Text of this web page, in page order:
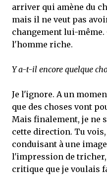
arriver qui amène du
mais il ne veut pas
changement lui-même.
l'homme riche.
Y a-t-il encore quelque
Je l'ignore. A un
que des choses vont
Mais finalement, je ne
cette direction. Tu
conduisant à une
l'impression de
critique que je voulais